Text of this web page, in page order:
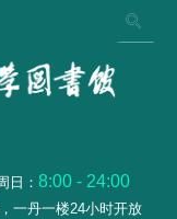
日： 8:00 - 24:00
一丹一楼24小时开放